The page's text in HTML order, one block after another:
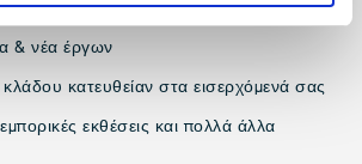
& νέα έργων
κατευθείαν στα εισερχόμενά σας
εκθέσεις και πολλά άλλα